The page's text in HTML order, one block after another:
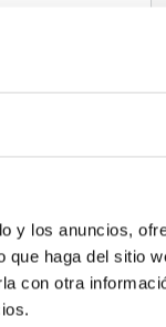
y los anuncios,
haga del sitio
con otra